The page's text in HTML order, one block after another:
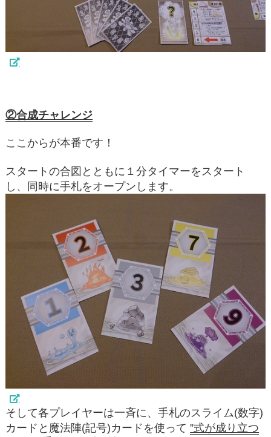
②合成チャレンジ
ここからが本番です！
スタートの合図とともに１分タイマーをスタート
し、同時に手札をオープンします。
そして各プレイヤーは一斉に、手札のスライム(数字)
カードと魔法陣(記号)カードを使って”式が成り立つ